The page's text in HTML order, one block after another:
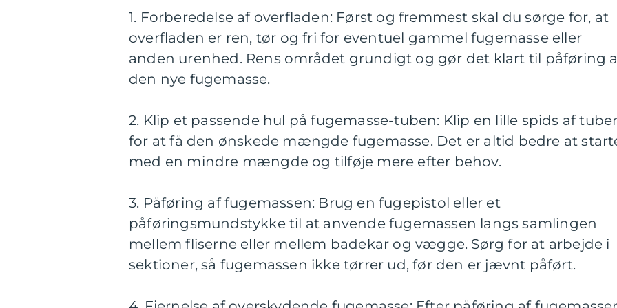
1. Forberedelse af overfladen: Først og fremmest skal du sørge for, at
overfladen er ren, tør og fri for eventuel gammel fugemasse eller
anden urenhed. Rens området grundigt og gør det klart til påføring
den nye fugemasse.
2. Klip et passende hul på fugemasse-tuben: Klip en lille spids af
for at få den ønskede mængde fugemasse. Det er altid bedre at
med en mindre mængde og tilføje mere efter behov.
3. Påføring af fugemassen: Brug en fugepistol eller et
påføringsmundstykke til at anvende fugemassen langs samlingen
mellem fliserne eller mellem badekar og vægge. Sørg for at arbejde i
sektioner, så fugemassen ikke tørrer ud, før den er jævnt påført.